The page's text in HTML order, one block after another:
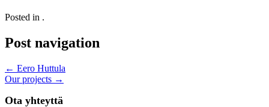
Posted in .
Post navigation
← Eero Huttula
Our projects →
Ota yhteyttä